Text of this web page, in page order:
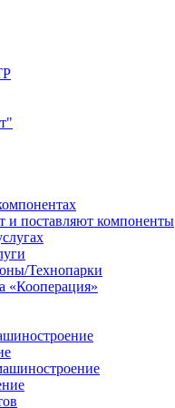
и поставляют компоненты
Технопарки
«Кооперация»